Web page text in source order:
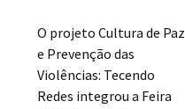
O projeto Cultura de Paz
e Prevenção das
Violências: Tecendo
Redes integrou a Feira